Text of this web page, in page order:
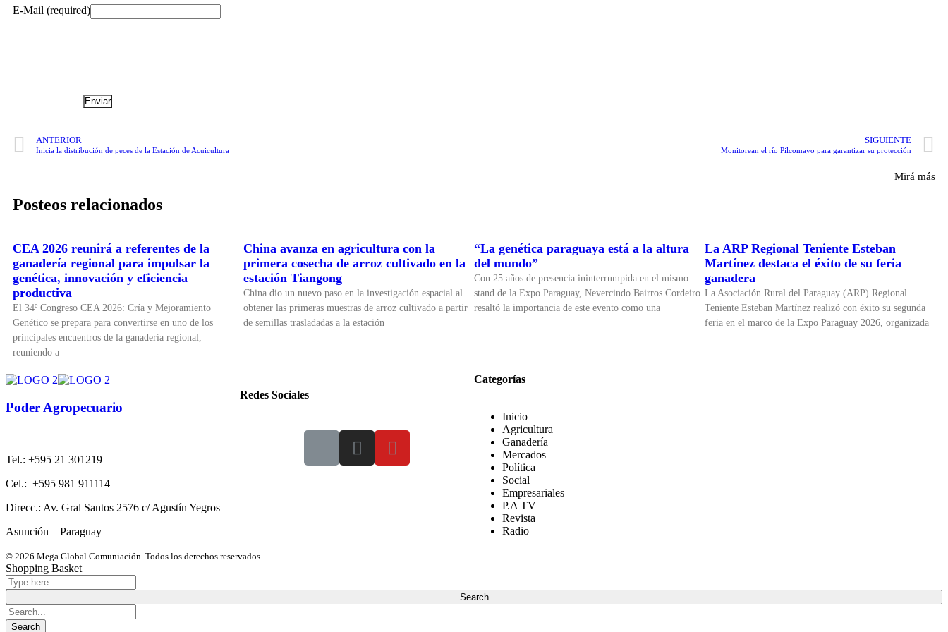
E-Mail (required)
ANTERIOR
Inicia la distribución de peces de la Estación de Acuicultura
SIGUIENTE
Monitorean el río Pilcomayo para garantizar su protección
Mirá más
Posteos relacionados
CEA 2026 reunirá a referentes de la
ganadería regional para impulsar la
genética, innovación y eficiencia
productiva
El 34º Congreso CEA 2026: Cría y Mejoramiento
Genético se prepara para convertirse en uno de los
principales encuentros de la ganadería regional,
reuniendo a
China avanza en agricultura con la
primera cosecha de arroz cultivado en la
estación Tiangong
China dio un nuevo paso en la investigación espacial al
obtener las primeras muestras de arroz cultivado a partir
de semillas trasladadas a la estación
“La genética paraguaya está a la altura
del mundo”
Con 25 años de presencia ininterrumpida en el mismo
stand de la Expo Paraguay, Nevercindo Bairros Cordeiro
resaltó la importancia de este evento como una
La ARP Regional Teniente Esteban
Martínez destaca el éxito de su feria
ganadera
La Asociación Rural del Paraguay (ARP) Regional
Teniente Esteban Martínez realizó con éxito su segunda
feria en el marco de la Expo Paraguay 2026, organizada
Poder Agropecuario
Tel.: +595 21 301219
Cel.: +595 981 911114
Direcc.: Av. Gral Santos 2576 c/ Agustín Yegros
Asunción – Paraguay
Redes Sociales
Categorías
Inicio
Agricultura
Ganadería
Mercados
Política
Social
Empresariales
P.A TV
Revista
Radio
© 2026 Mega Global Comuniación. Todos los derechos reservados.
Shopping Basket